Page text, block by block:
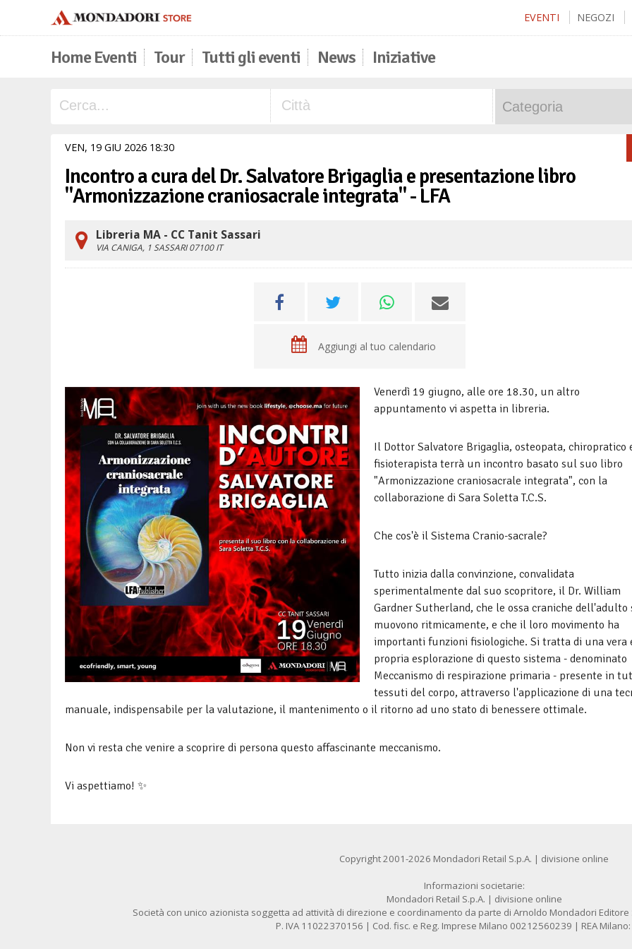
EVENTI NEGOZI
Home Eventi Tour Tutti gli eventi News Iniziative
VEN, 19 GIU 2026 1830
Incontro a cura del Dr. Salvatore Brigaglia e presentazione libro
"Armonizzazione craniosacrale integrata" - LFA
Libreria MA - CC Tanit Sassari
VIA CANIGA, 1SASSARI 07100 IT
Aggiungi al tuo calendario
Venerdì 19 giugno, alle ore 18.30, un altro
appuntamento vi aspetta in libreria.
Il Dottor Salvatore Brigaglia, osteopata, chiropratico
fisioterapista terrà un incontro basato sul suo libro
"Armonizzazione craniosacrale integrata", con la
collaborazione di Sara Soletta T.C.S.
Che cos'è il Sistema Cranio-sacrale?
Tutto inizia dalla convinzione, convalidata
sperimentalmente dal suo scopritore, il Dr. William
Gardner Sutherland, che le ossa craniche dell'adulto
muovono ritmicamente, e che il loro movimento ha
importanti funzioni fisiologiche. Si tratta di una vera
propria esplorazione di questo sistema - denominato
Meccanismo di respirazione primaria - presente in
tessuti del corpo, attraverso l'applicazione di una
manuale, indispensabile per la valutazione, il mantenimento o il ritorno ad uno stato di benessere ottimale.
Non vi resta che venire a scoprire di persona questo affascinante meccanismo.
Vi aspettiamo! ✨
Copyright 2001-2026 Mondadori Retail S.p.A. | divisione online
Informazioni societarie:
Mondadori Retail S.p.A. | divisione online
Società con unico azionista soggetta ad attività di direzione e coordinamento da parte di Arnoldo Mondadori Editore
P. IVA 11022370156 | Cod. fisc. e Reg. Imprese Milano 00212560239 | REA